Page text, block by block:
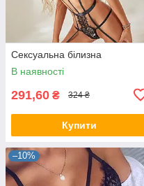
Сексуальна білизна
В наявності
291,60 ₴ 324 ₴
Купити
–10%